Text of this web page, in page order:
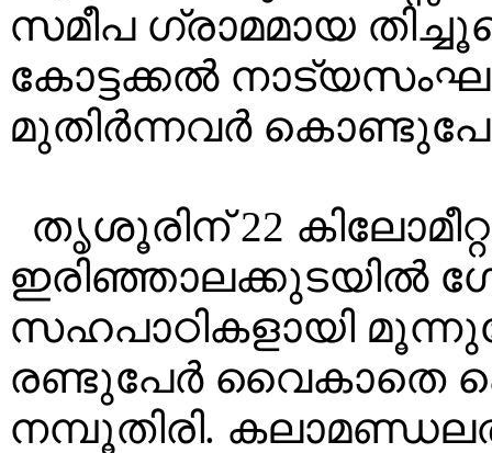
സമീപ ഗ്രാമമായ
കോട്ടക്കൽ
മുതിർന്നവർ
തൃശൂരിന് 22
ഇരിഞ്ഞാലക്കുടയിൽ
സഹപാഠികളായി
രണ്ടുപേർ വൈകാതെ
നമ്പൂതിരി.